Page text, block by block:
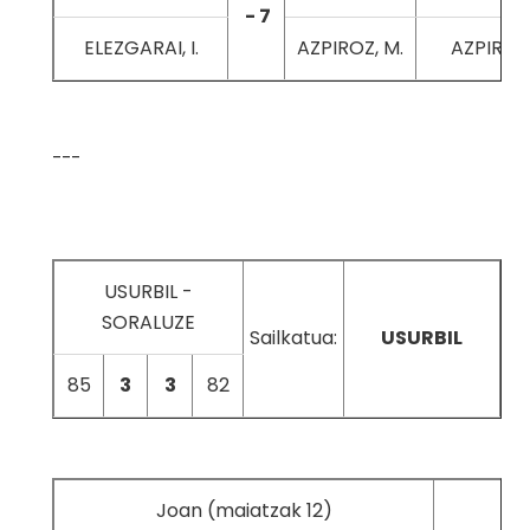
- 7
ELEZGARAI, I. AZPIROZ, M.
---
USURBIL -
SORALUZE
Sailkatua:
USURBIL
85
3 3 82
Joan (maiatzak 12)